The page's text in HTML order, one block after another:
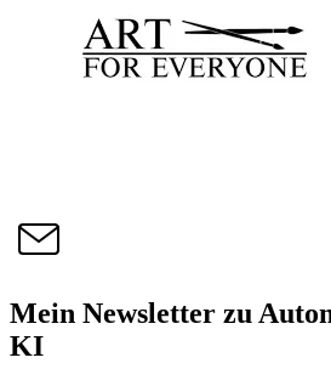
Mein Newsletter zu
KI